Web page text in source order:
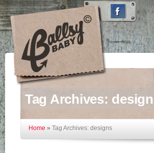
Tag Archives:
Home » Tag Archives: designs